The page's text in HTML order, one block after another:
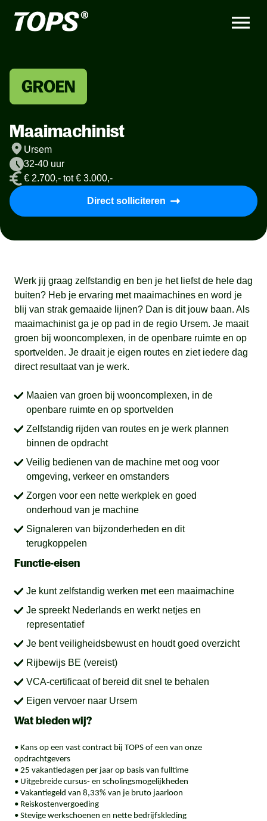
GROEN
Maaimachinist
Ursem
32-40 uur
€ 2.700,- tot € 3.000,-
Direct solliciteren
Werk jij graag zelfstandig en ben je het liefst de hele dag
buiten? Heb je ervaring met maaimachines en word je
blij van strak gemaaide lijnen? Dan is dit jouw baan. Als
maaimachinist ga je op pad in de regio Ursem. Je maait
groen bij wooncomplexen, in de openbare ruimte en op
sportvelden. Je draait je eigen routes en ziet iedere dag
direct resultaat van je werk.
Maaien van groen bij wooncomplexen, in de
openbare ruimte en op sportvelden
Zelfstandig rijden van routes en je werk plannen
binnen de opdracht
Veilig bedienen van de machine met oog voor
omgeving, verkeer en omstanders
Zorgen voor een nette werkplek en goed
onderhoud van je machine
Signaleren van bijzonderheden en dit
terugkoppelen
Functie-eisen
Je kunt zelfstandig werken met een maaimachine
Je spreekt Nederlands en werkt netjes en
representatief
Je bent veiligheidsbewust en houdt goed overzicht
Rijbewijs BE (vereist)
VCA-certificaat of bereid dit snel te behalen
Eigen vervoer naar Ursem
Wat bieden wij?
• Kans op een vast contract bij TOPS of een van onze
opdrachtgevers
• 25 vakantiedagen per jaar op basis van fulltime
• Uitgebreide cursus- en scholingsmogelijkheden
• Vakantiegeld van 8,33% van je bruto jaarloon
• Reiskostenvergoeding
• Stevige werkschoenen en nette bedrijfskleding